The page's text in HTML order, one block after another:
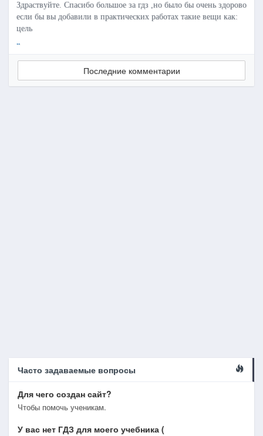
Здраствуйте. Спасибо большое за гдз ,но было бы очень здорово
если бы вы добавили в практических работах такие вещи как:
цель
..
Последние комментарии
Часто задаваемые вопросы
Для чего создан сайт?
Чтобы помочь ученикам.
У вас нет ГДЗ для моего учебника (